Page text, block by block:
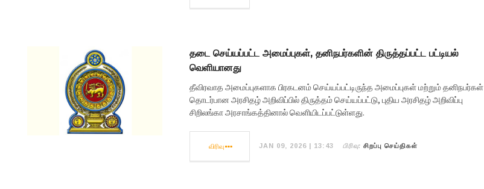
தடை செய்யப்பட்ட அமைப்புகள், தனிநபர்களின் திருத்தப்பட்ட பட்டியல்
வெளியானது
தீவிரவாத அமைப்புகளாக பிரகடனம் செய்யப்பட்டிருந்த அமைப்புகள் மற்றும் தனிநபர்கள்
தொடர்பான அரசிதழ் அறிவிப்பில் திருத்தம் செய்யப்பட்டு, புதிய அரசிதழ் அறிவிப்பு
சிறிலங்கா அரசாங்கத்தினால் வெளியிடப்பட்டுள்ளது.
விரிவு JAN 09, 2026 | 13:43 பிரிவு: சிறப்பு செய்திகள்